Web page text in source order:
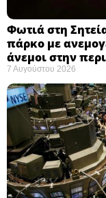
Φωτιά στη
πάρκο με
άνεμοι στην
7 Αυγούστου 2026